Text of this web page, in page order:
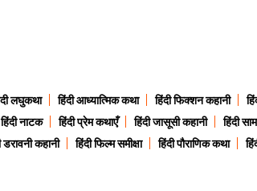
लघुकथा हिंदी आध्यात्मिक कथा हिंदी फिक्शन कहानी
हिंदी नाटक
हिंदी प्रेम कथाएँ हिंदी जासूसी कहानी हिंदी
डरावनी कहानी
हिंदी फिल्म समीक्षा हिंदी पौराणिक कथा